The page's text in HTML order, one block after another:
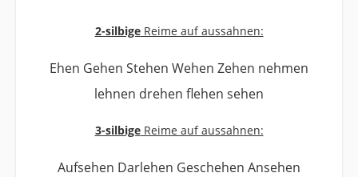
2-silbigeReime auf aussahnen:
Ehen Gehen Stehen Wehen Zehen nehmen
lehnen drehen flehen sehen
3-silbigeReime auf aussahnen:
Aufsehen Darlehen Geschehen Ansehen